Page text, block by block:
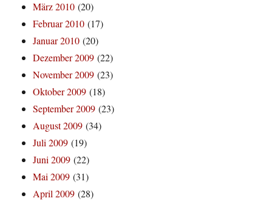
März 2010 (20)
Februar 2010 (17)
Januar 2010 (20)
Dezember 2009 (22)
November 2009 (23)
Oktober 2009 (18)
September 2009 (23)
August 2009 (34)
Juli 2009 (19)
Juni 2009 (22)
Mai 2009 (31)
April 2009 (28)